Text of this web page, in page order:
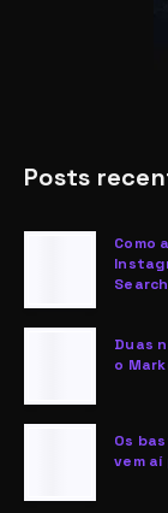
Posts
Como
Duas
o
Os
vem